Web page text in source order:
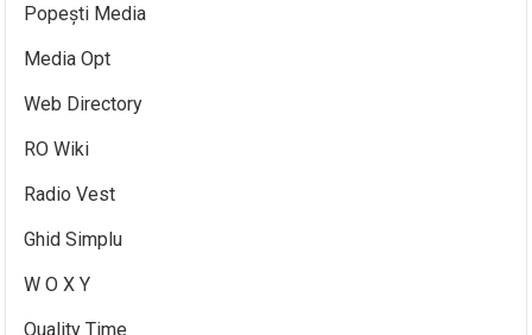
Popești Media
Media Opt
Web Directory
RO Wiki
Radio Vest
Ghid Simplu
W O X Y
Quality Time